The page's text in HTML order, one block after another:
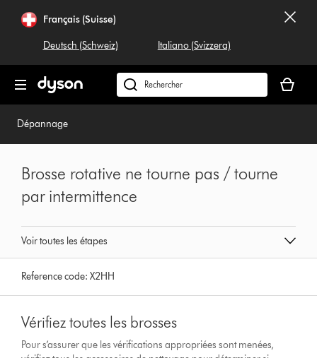
Français (Suisse)
Deutsch (Schweiz) Italiano (Svizzera)
Rechercher
dyson.ch
panier
est
Dépannage
Voir toutes les étapes
Brosse rotative ne tourne pas / tourne
par intermittence
Reference code:X2HH
Vérifiez toutes les brosses
Pour s’assurer que les vérifications appropriées sont menées,